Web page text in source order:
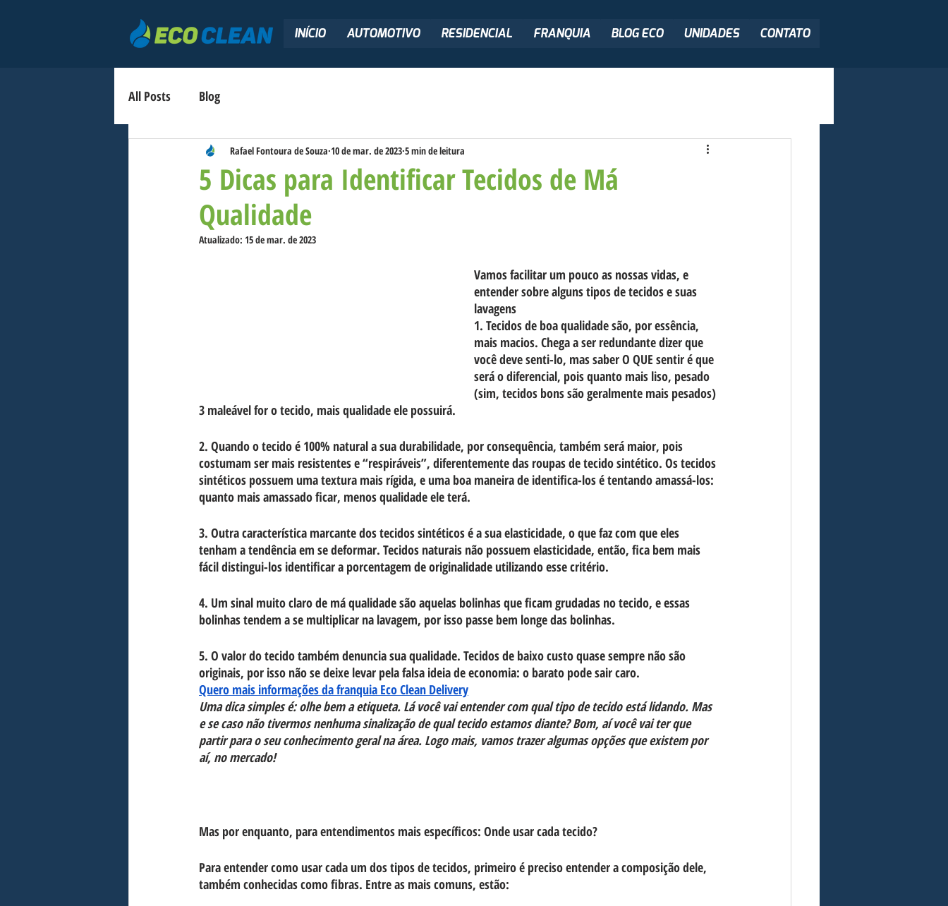
INÍCIO AUTOMOTIVO RESIDENCIAL FRANQUIA BLOG ECO UNIDADES CONTATO
All Posts Blog
5 Dicas para Identificar Tecidos de Má
Qualidade
Rafael Fontoura de Souza 10 de mar. de 2023 5 min de leitura
Atualizado: 15 de mar. de 2023
Vamos facilitar um pouco as nossas vidas, e
entender sobre alguns tipos de tecidos e suas
lavagens
1. Tecidos de boa qualidade são, por essência,
mais macios. Chega a ser redundante dizer que
você deve senti-lo, mas saber O QUE sentir é que
será o diferencial, pois quanto mais liso, pesado
(sim, tecidos bons são geralmente mais pesados)
3 maleável for o tecido, mais qualidade ele possuirá.
2. Quando o tecido é 100% natural a sua durabilidade, por consequência, também será maior, pois
costumam ser mais resistentes e “respiráveis”, diferentemente das roupas de tecido sintético. Os tecidos
sintéticos possuem uma textura mais rígida, e uma boa maneira de identifica-los é tentando amassá-los:
quanto mais amassado ficar, menos qualidade ele terá.
3. Outra característica marcante dos tecidos sintéticos é a sua elasticidade, o que faz com que eles
tenham a tendência em se deformar. Tecidos naturais não possuem elasticidade, então, fica bem mais
fácil distingui-los identificar a porcentagem de originalidade utilizando esse critério.
4. Um sinal muito claro de má qualidade são aquelas bolinhas que ficam grudadas no tecido, e essas
bolinhas tendem a se multiplicar na lavagem, por isso passe bem longe das bolinhas.
5. O valor do tecido também denuncia sua qualidade. Tecidos de baixo custo quase sempre não são
originais, por isso não se deixe levar pela falsa ideia de economia: o barato pode sair caro.
Quero mais informações da franquia Eco Clean Delivery
Uma dica simples é: olhe bem a etiqueta. Lá você vai entender com qual tipo de tecido está lidando. Mas
e se caso não tivermos nenhuma sinalização de qual tecido estamos diante? Bom, aí você vai ter que
partir para o seu conhecimento geral na área. Logo mais, vamos trazer algumas opções que existem por
aí, no mercado!
Mas por enquanto, para entendimentos mais específicos: Onde usar cada tecido?
Para entender como usar cada um dos tipos de tecidos, primeiro é preciso entender a composição dele,
também conhecidas como fibras. Entre as mais comuns, estão: